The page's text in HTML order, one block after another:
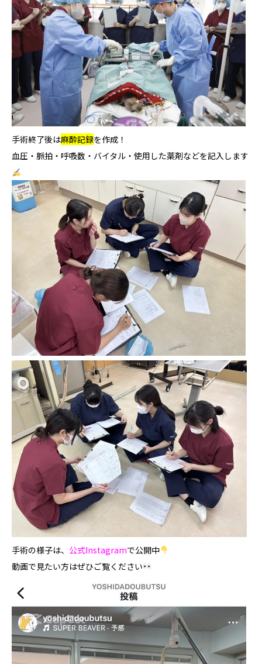
手術終了後は麻酔記録を作成！
血圧・脈拍・呼吸数・バイタル・使用した薬剤などを記入します
手術の様子は、 公式Instagramで公開中
動画で見たい方はぜひご覧ください